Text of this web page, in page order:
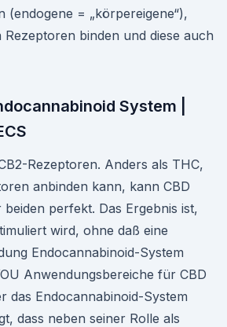
(endogene = „körpereigene“),
binden und diese auch
System |
Rezeptoren. Anders als THC,
anbinden kann, kann CBD
beiden perfekt. Das Ergebnis ist,
wird, ohne daß eine
Endocannabinoid-System
Anwendungsbereiche für CBD
das Endocannabinoid-System
dass neben seiner Rolle als